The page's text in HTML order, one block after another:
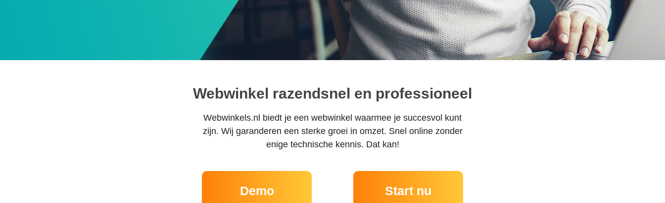
Webwinkel razendsnel en professioneel
Webwinkels.nl biedt je een webwinkel waarmee je succesvol kunt
zijn. Wij garanderen een sterke groei in omzet. Snel online zonder
enige technische kennis. Dat kan!
Demo Start nu